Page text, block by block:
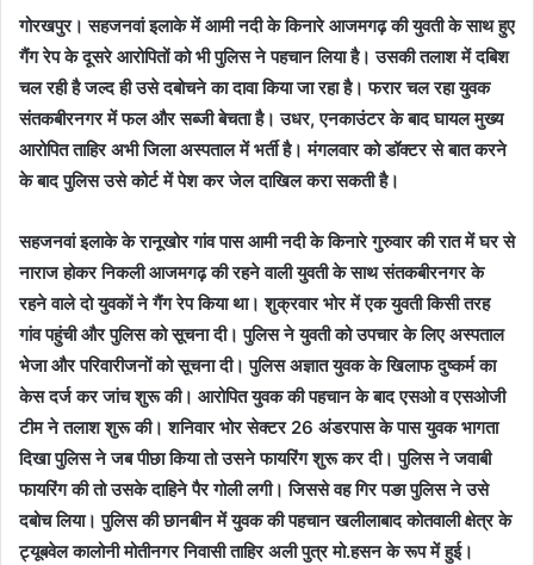
गोरखपुर। सहजनवां इलाके में आमी नदी के किनारे आजमगढ़ की युवती के साथ हुए
गैंग रेप के दूसरे आरोपितों को भी पुलिस ने पहचान लिया है। उसकी तलाश में दबिश
चल रही है जल्द ही उसे दबोचने का दावा किया जा रहा है। फरार चल रहा युवक
संतकबीरनगर में फल और सब्जी बेचता है। उधर, एनकाउंटर के बाद घायल मुख्य
आरोपित ताहिर अभी जिला अस्पताल में भर्ती है। मंगलवार को डॉक्टर से बात करने
के बाद पुलिस उसे कोर्ट में पेश कर जेल दाखिल करा सकती है।
सहजनवां इलाके के रानूखोर गांव पास आमी नदी के किनारे गुरुवार की रात में घर से
नाराज होकर निकली आजमगढ़ की रहने वाली युवती के साथ संतकबीरनगर के
रहने वाले दो युवकों ने गैंग रेप किया था। शुक्रवार भोर में एक युवती किसी तरह
गांव पहुंची और पुलिस को सूचना दी। पुलिस ने युवती को उपचार के लिए अस्पताल
भेजा और परिवारीजनों को सूचना दी। पुलिस अज्ञात युवक के खिलाफ दुष्कर्म का
केस दर्ज कर जांच शुरू की। आरोपित युवक की पहचान के बाद एसओ व एसओजी
टीम ने तलाश शुरू की। शनिवार भोर सेक्टर 26 अंडरपास के पास युवक भागता
दिखा पुलिस ने जब पीछा किया तो उसने फायरिंग शुरू कर दी। पुलिस ने जवाबी
फायरिंग की तो उसके दाहिने पैर गोली लगी। जिससे वह गिर पङा पुलिस ने उसे
दबोच लिया। पुलिस की छानबीन में युवक की पहचान खलीलाबाद कोतवाली क्षेत्र के
ट्यूबवेल कालोनी मोतीनगर निवासी ताहिर अली पुत्र मो.हसन के रूप में हुई।